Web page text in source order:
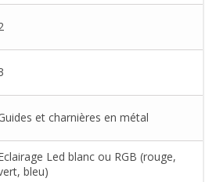
et charnières en métal
Led blanc ou RGB (rouge,
bleu)